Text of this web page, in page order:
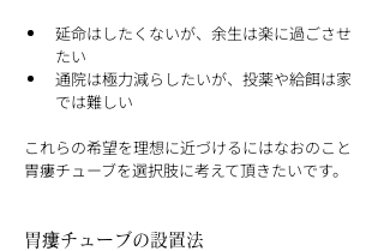
延命はしたくないが、余生は楽に過ごさせ
たい
通院は極力減らしたいが、投薬や給餌は家
では難しい
これらの希望を理想に近づけるにはなおのこと
胃瘻チューブを選択肢に考えて頂きたいです。
胃瘻チューブの設置法